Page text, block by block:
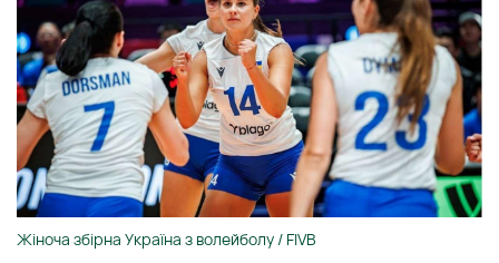
Жіноча збірна Україна з волейболу / FIVB